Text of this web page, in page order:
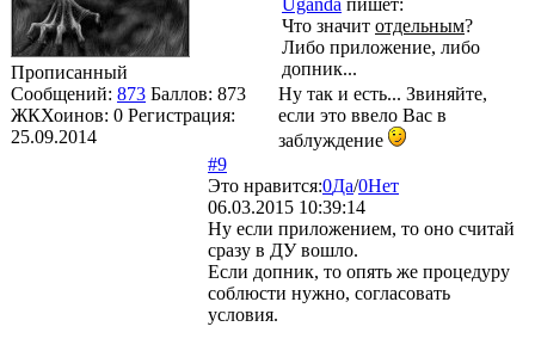
Прописанный
Сообщений: 873 Баллов: 873
ЖКХоинов: 0 Регистрация:
25.09.2014
Что значит отдельным?
Либо приложение, либо
допник...
Ну так и есть... Звиняйте,
если это ввело Вас в
заблуждение
#9
Это нравится:0Да/0Нет
06.03.2015 10:39:14
Ну если приложением, то оно считай
сразу в ДУ вошло.
Если допник, то опять же процедуру
соблюсти нужно, согласовать
условия.